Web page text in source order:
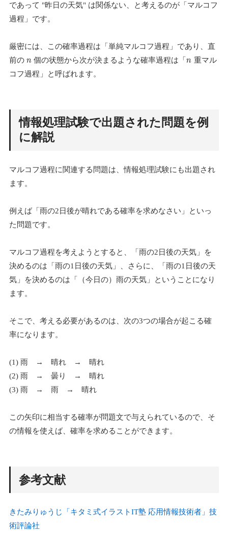
であって "昨日の天気" は関係ない、と考えるのが「マルコフ
過程」です。
厳密には、この確率過程は「単純マルコフ過程」であり、直
前の n 個の状態から次が決まるような確率過程は「n 重マル
コフ過程」と呼ばれます。
情報処理試験で出題された問題を例
に解説
マルコフ過程に関連する問題は、情報処理試験にも出題され
ます。
例えば「雨の2日後が晴れである確率を求めなさい」といっ
た問題です。
マルコフ過程を考えようとすると、「雨の2日後の天気」を
決めるのは「雨の1日後の天気」、さらに、「雨の1日後の天
気」を決めるのは「（今日の）雨の天気」ということになり
ます。
そこで、考える必要があるのは、次の3つの場合が起こる確
率になります。
(1) 雨 → 晴れ → 晴れ
(2) 雨 → 曇り → 晴れ
(3) 雨 → 雨 → 晴れ
この矢印に相当する確率が問題文で与えられているので、そ
の情報を使えば、確率を求めることができます。
参考文献
きたみりゅうじ「キタミ式イラストIT塾 応用情報技術者」技
術評論社